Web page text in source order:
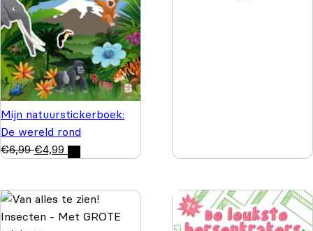
Mijn natuurstickerboek:
De wereld rond
€6,99 €4,99